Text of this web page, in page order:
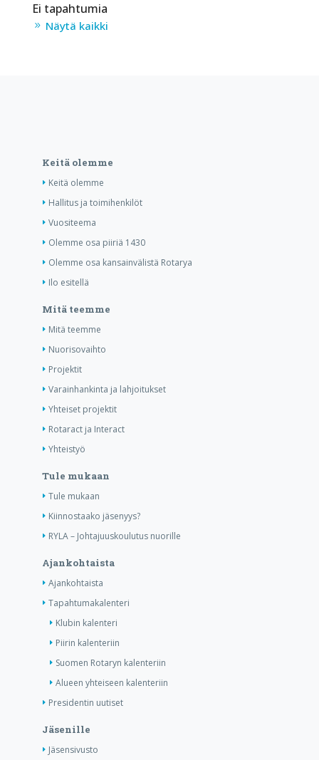
Ei tapahtumia
Näytä kaikki
Keitä olemme
Keitä olemme
Hallitus ja toimihenkilöt
Vuositeema
Olemme osa piiriä 1430
Olemme osa kansainvälistä Rotarya
Ilo esitellä
Mitä teemme
Mitä teemme
Nuorisovaihto
Projektit
Varainhankinta ja lahjoitukset
Yhteiset projektit
Rotaract ja Interact
Yhteistyö
Tule mukaan
Tule mukaan
Kiinnostaako jäsenyys?
RYLA – Johtajuuskoulutus nuorille
Ajankohtaista
Ajankohtaista
Tapahtumakalenteri
Klubin kalenteri
Piirin kalenteriin
Suomen Rotaryn kalenteriin
Alueen yhteiseen kalenteriin
Presidentin uutiset
Jäsenille
Jäsensivusto